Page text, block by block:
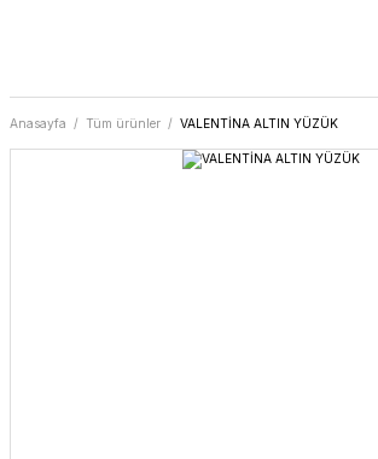
Anasayfa Tüm ürünler VALENTİNA ALTIN YÜZÜK